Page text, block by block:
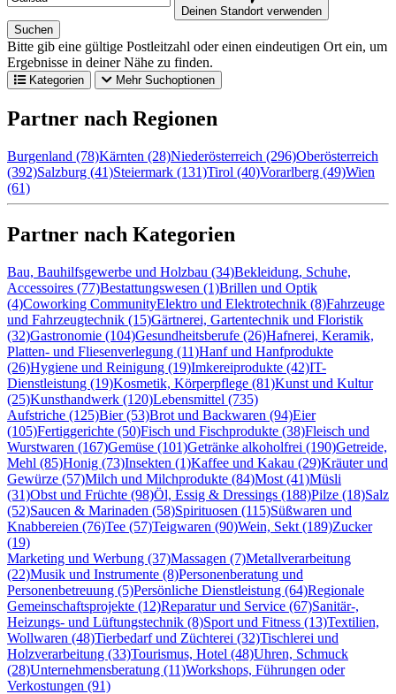
Deinen Standort verwenden
Suchen
Bitte gib eine gültige Postleitzahl oder einen eindeutigen Ort ein, um
Ergebnisse in deiner Nähe zu finden.
Kategorien Mehr Suchoptionen
Partner nach Regionen
Burgenland (78)Kärnten (28)Niederösterreich (296)Oberösterreich
(392)Salzburg (41)Steiermark (131)Tirol (40)Vorarlberg (49)Wien
(61)
Partner nach Kategorien
Bau, Bauhilfsgewerbe und Holzbau (34)Bekleidung, Schuhe,
Accessoires (77)Bestattungswesen (1)Brillen und Optik
(4)Coworking CommunityElektro und Elektrotechnik (8)Fahrzeuge
und Fahrzeugtechnik (15)Gärtnerei, Gartentechnik und Floristik
(32)Gastronomie (104)Gesundheitsberufe (26)Hafnerei, Keramik,
Platten- und Fliesenverlegung (11)Hanf und Hanfprodukte
(26)Hygiene und Reinigung (19)Imkereiprodukte (42)IT-
Dienstleistung (19)Kosmetik, Körperpflege (81)Kunst und Kultur
(25)Kunsthandwerk (120)Lebensmittel (735)
Aufstriche (125)Bier (53)Brot und Backwaren (94)Eier
(105)Fertiggerichte (50)Fisch und Fischprodukte (38)Fleisch und
Wurstwaren (167)Gemüse (101)Getränke alkoholfrei (190)Getreide,
Mehl (85)Honig (73)Insekten (1)Kaffee und Kakau (29)Kräuter und
Gewürze (57)Milch und Milchprodukte (84)Most (41)Müsli
(31)Obst und Früchte (98)Öl, Essig & Dressings (188)Pilze (18)Salz
(52)Saucen & Marinaden (58)Spirituosen (115)Süßwaren und
Knabbereien (76)Tee (57)Teigwaren (90)Wein, Sekt (189)Zucker
(19)
Marketing und Werbung (37)Massagen (7)Metallverarbeitung
(22)Musik und Instrumente (8)Personenberatung und
Personenbetreuung (5)Persönliche Dienstleistung (64)Regionale
Gemeinschaftsprojekte (12)Reparatur und Service (67)Sanitär-,
Heizungs- und Lüftungstechnik (8)Sport und Fitness (13)Textilien,
Wollwaren (48)Tierbedarf und Züchterei (32)Tischlerei und
Holzverarbeitung (33)Tourismus, Hotel (48)Uhren, Schmuck
(28)Unternehmensberatung (11)Workshops, Führungen oder
Verkostungen (91)